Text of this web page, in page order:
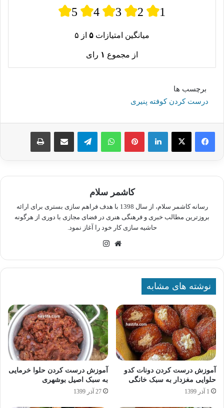
5 4 3 2 1
میانگین امتیازات ۵ از ۵
از مجموع ۱ رای
برچسب ها
درست کردن کوفته پنیری
لینکدین پینترستواتس آپ تلگرام اشتراک گذاری از طریق ایمیل چاپ
کاشمر سلام
رسانه کاشمر سلام، از سال 1398 با هدف فراهم سازی بستری برای ارائه
بروزترین مطالب خبری و فرهنگی هنری در فضای مجازی با دوری از هرگونه
حاشیه سازی کار خود را آغاز نمود.
وبسایت
نوشته های مشابه
آموزش درست کردن دونات کدو
حلوایی مغزدار به سبک خانگی
1 آذر 1399
آموزش درست کردن حلوا خرمایی
به سبک اصیل بوشهری
27 آذر 1399